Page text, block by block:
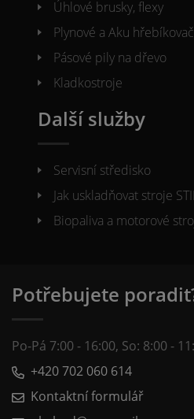
Úhlové brusky, flexy
Plynové a Aku
Pásové pily na dřevo
Kladkostroje
Další služby
Servisní středisko
Jak uskladňovat stroje
Biopaliva a motorové
Potřebujete
Po-Pá 7:00 - 16:00, So: 8:00 -
+420 702 060 614
Kontaktní formulář